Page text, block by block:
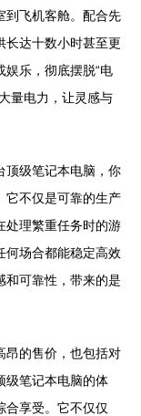
到飞机客舱。配合先
长达十数小时甚至更
娱乐，彻底摆脱“电
量电力，让灵感与
顶级笔记本电脑，你
它不仅是可靠的生产
处理繁重任务时的游
何场合都能稳定高效
和可靠性，带来的是
昂的售价，也包括对
级笔记本电脑的体
合享受。它不仅仅